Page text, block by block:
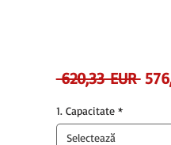
620,33 EUR Preț
1. Capacitate *
Selectează